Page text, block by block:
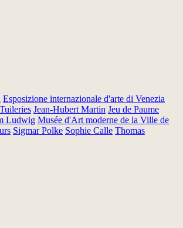
Esposizione internazionale d'arte di Venezia
Jean-Hubert Martin Jeu de Paume
Ludwig Musée d'Art moderne de la Ville de
Sigmar Polke Sophie Calle Thomas